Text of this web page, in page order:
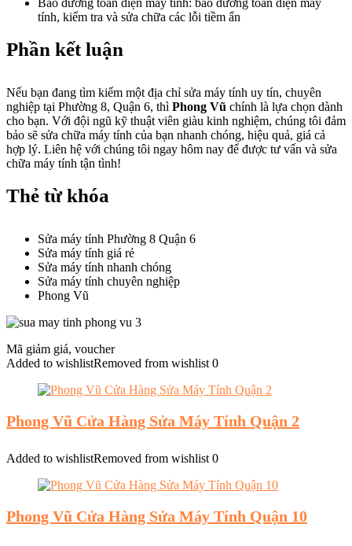
Bảo dưỡng toàn diện máy tính: bảo dưỡng toàn diện máy
tính, kiểm tra và sửa chữa các lỗi tiềm ẩn
Phần kết luận
Nếu bạn đang tìm kiếm một địa chỉ sửa máy tính uy tín, chuyên
nghiệp tại Phường 8, Quận 6, thì Phong Vũ chính là lựa chọn dành
cho bạn. Với đội ngũ kỹ thuật viên giàu kinh nghiệm, chúng tôi đảm
bảo sẽ sửa chữa máy tính của bạn nhanh chóng, hiệu quả, giá cả
hợp lý. Liên hệ với chúng tôi ngay hôm nay để được tư vấn và sửa
chữa máy tính tận tình!
Thẻ từ khóa
Sửa máy tính Phường 8 Quận 6
Sửa máy tính giá rẻ
Sửa máy tính nhanh chóng
Sửa máy tính chuyên nghiệp
Phong Vũ
Mã giảm giá, voucher
Added to wishlistRemoved from wishlist 0
Phong Vũ Cửa Hàng Sửa Máy Tính Quận 2
Added to wishlistRemoved from wishlist 0
Phong Vũ Cửa Hàng Sửa Máy Tính Quận 10